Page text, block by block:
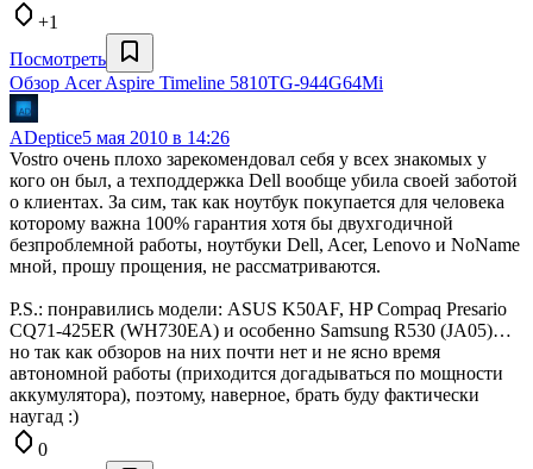
+1
Посмотреть
Обзор Acer Aspire Timeline 5810TG-944G64Mi
ADeptice5 мая 2010 в 14:26
Vostro очень плохо зарекомендовал себя у всех знакомых у
кого он был, а техподдержка Dell вообще убила своей заботой
о клиентах. За сим, так как ноутбук покупается для человека
которому важна 100% гарантия хотя бы двухгодичной
безпроблемной работы, ноутбуки Dell, Acer, Lenovo и NoName
мной, прошу прощения, не рассматриваются.
P.S.: понравились модели: ASUS K50AF, HP Compaq Presario
CQ71-425ER (WH730EA) и особенно Samsung R530 (JA05)…
но так как обзоров на них почти нет и не ясно время
автономной работы (приходится догадываться по мощности
аккумулятора), поэтому, наверное, брать буду фактически
наугад :)
0